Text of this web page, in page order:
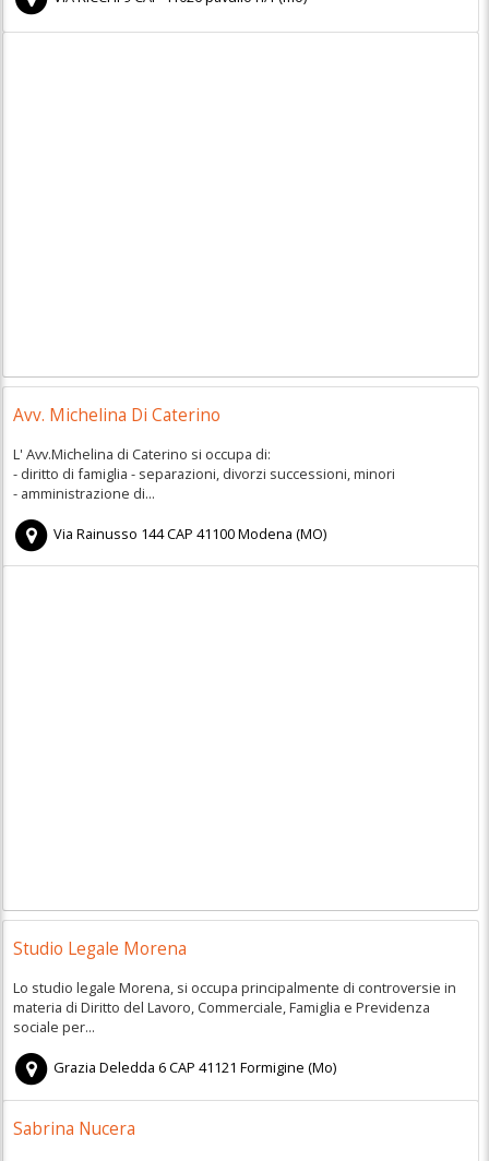
Avv. Michelina Di Caterino
L' Avv.Michelina di Caterino si occupa di:
- diritto di famiglia - separazioni, divorzi successioni, minori
- amministrazione di...
Via Rainusso 144CAP41100Modena (MO)
Studio Legale Morena
Lo studio legale Morena, si occupa principalmente di controversie in
materia di Diritto del Lavoro, Commerciale, Famiglia e Previdenza
sociale per...
Grazia Deledda 6CAP41121 Formigine (Mo)
Sabrina Nucera